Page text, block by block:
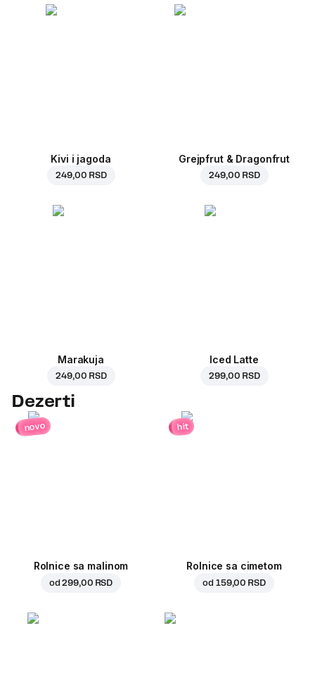
Kivi i jagoda
249,00 RSD
Grejpfrut & Dragonfrut
249,00 RSD
Marakuja
249,00 RSD
Iced Latte
299,00 RSD
Dezerti
novo
Rolnice sa malinom
od299,00 RSD
hit
Rolnice sa cimetom
od 159,00 RSD